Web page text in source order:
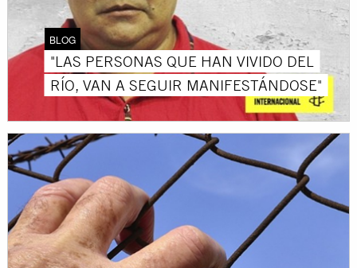
BLOG
"LAS PERSONAS QUE HAN VIVIDO DEL
RÍO, VAN A SEGUIR MANIFESTÁNDOSE"